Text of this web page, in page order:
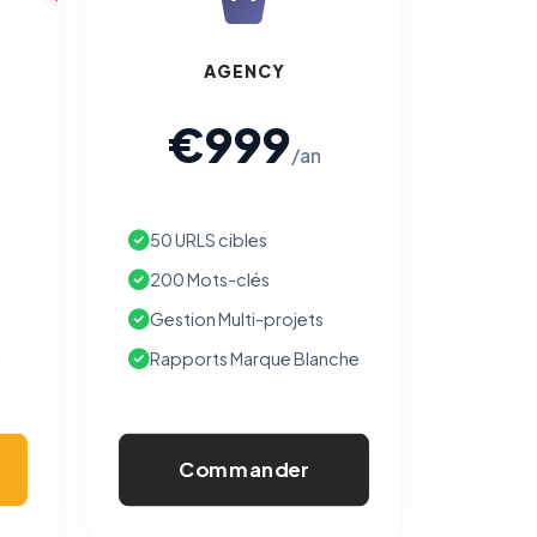
AGENCY
€999/an
50 URLS cibles
200 Mots-clés
Gestion Multi-projets
Rapports Marque Blanche
Commander